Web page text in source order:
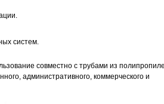
систем.
совместно с трубами из
административного, коммерческого и